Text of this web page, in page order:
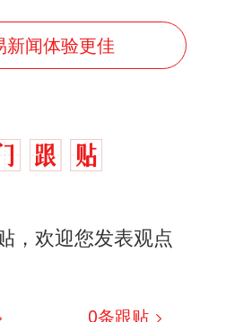
新闻体验更佳
，欢迎您发表观点
0条跟贴